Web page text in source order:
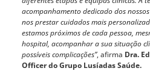
acompanhamento dedicado dos
nos prestar cuidados mais
estamos próximos de cada pessoa,
hospital, acompanhar a sua situação
possíveis complicações”, afirma Dra.
Officer do Grupo Lusíadas Saúde.